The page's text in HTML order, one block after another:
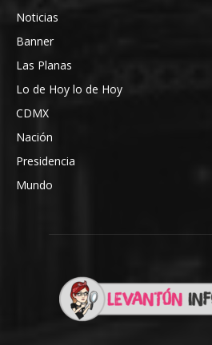
Noticias
Banner
Las Planas
Lo de Hoy lo de Hoy
CDMX
Nación
Presidencia
Mundo